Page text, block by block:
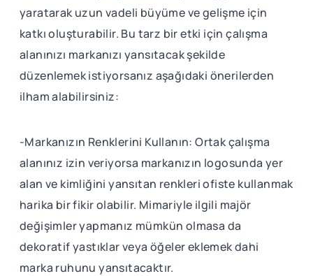
yaratarak uzun vadeli büyüme ve gelişme için
katkı oluşturabilir. Bu tarz bir etki için çalışma
alanınızı markanızı yansıtacak şekilde
düzenlemek istiyorsanız aşağıdaki önerilerden
ilham alabilirsiniz:
-Markanızın Renklerini Kullanın: Ortak çalışma
alanınız izin veriyorsa markanızın logosunda yer
alan ve kimliğini yansıtan renkleri ofiste kullanmak
harika bir fikir olabilir. Mimariyle ilgili majör
değişimler yapmanız mümkün olmasa da
dekoratif yastıklar veya öğeler eklemek dahi
marka ruhunu yansıtacaktır.